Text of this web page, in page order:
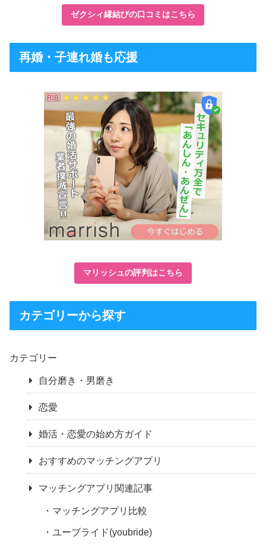
ゼクシィ縁結びの口コミはこちら
再婚・子連れ婚も応援
マリッシュの評判はこちら
カテゴリーから探す
カテゴリー
自分磨き・男磨き
恋愛
婚活・恋愛の始め方ガイド
おすすめのマッチングアプリ
マッチングアプリ関連記事
マッチングアプリ比較
ユーブライド(youbride)